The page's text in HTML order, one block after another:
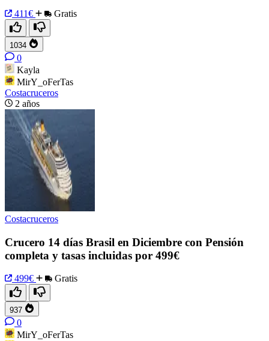
411€ Gratis
1034
0
Kayla
MirY_oFerTas
Costacruceros
2 años
Costacruceros
Crucero 14 días Brasil en Diciembre con Pensión
completa y tasas incluidas por 499€
499€ Gratis
937
0
MirY_oFerTas